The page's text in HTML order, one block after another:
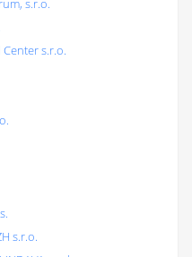
s.r.o.
s.r.o.
s.r.o.